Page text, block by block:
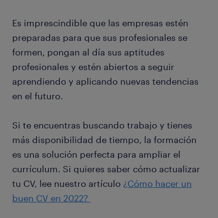
Es imprescindible que las empresas estén
preparadas para que sus profesionales se
formen, pongan al día sus aptitudes
profesionales y estén abiertos a seguir
aprendiendo y aplicando nuevas tendencias
en el futuro.
Si te encuentras buscando trabajo y tienes
más disponibilidad de tiempo, la formación
es una solución perfecta para ampliar el
currículum. Si quieres saber cómo actualizar
tu CV, lee nuestro artículo ¿Cómo hacer un
buen CV en 2022?